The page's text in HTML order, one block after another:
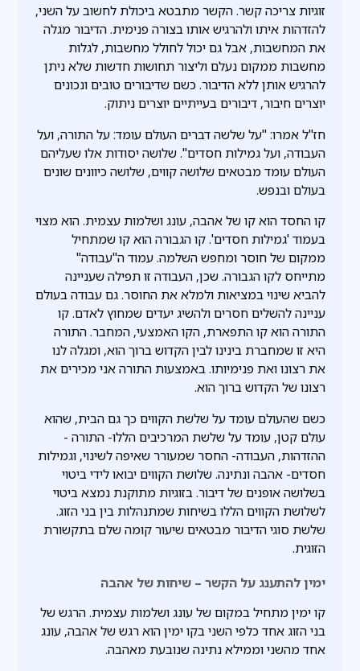
זוגיות צריכה קשר. הקשר מתבטא ביכולת לחשוב על השני,
להזדהות איתו ולהרגיש אותו בצורה פנימית. הדיבור מגלה
את המחשבות, אבל גם יכול לחולל מחשבות, לגלות
מחשבות ממקום נעלם וליצור תחושות חדשות שלא ניתן
להרגיש אותן ללא הדיבור. כשם שדיבורים טובים ונכונים
יוצרים חיבור, דיבורים בעייתיים יוצרים ניתוק.
חז"ל אמרו: "על שלשה דברים העולם עומד: על התורה, ועל
העבודה, ועל גמילות חסדים". שלושה יסודות אלו שעליהם
העולם עומד מבטאים שלושה קווים, שלושה כיוונים שונים
בעולם ובנפש.
קו החסד הוא קו של אהבה, עונג ושלמות עצמית. הוא מצוי
בעמוד 'גמילות חסדים'. קו הגבורה הוא קו שמתחיל
ממקום של חוסר ומחפש השלמה. עמוד ה"עבודה"
מתייחס לקו הגבורה. שכן, העבודה זו תפילה שעניינה
להביא שינוי במציאות ולמלא את החוסר. גם עבודה בעולם
עניינה להשלים חסרים ולהשיג יעדים שמחוץ לאדם. קו
התורה הוא קו התפארת, הקו האמצעי, המחבר. התורה
היא זו שמחברת בינינו לבין הקדוש ברוך הוא, ומגלה לנו
את רצונו ואת פנימיותו. באמצעות התורה אני מכירים את
רצונו של הקדוש ברוך הוא.
כשם שהעולם עומד על שלשת הקווים כך גם הבית, שהוא
עולם קטן, עומד על שלשת המרכיבים הללו- התורה -
ההזדהות, העבודה- החסר שמעורר שאיפה לשינוי, וגמילות
חסדים- אהבה ונתינה. שלושת הקווים יבואו לידי ביטוי
בשלושה אופנים של דיבור. בזוגיות מתוקנת נמצא ביטוי
לשלושת הקווים הללו בשיחות שמתנהלות בין בני הזוג.
שלשת סוגי הדיבור מבטאים שיעור קומה שלם בתקשורת
הזוגית.
ימין להתענג על הקשר – שיחות של אהבה
קו ימין מתחיל במקום של עונג ושלמות עצמית. הרגש של
בני הזוג אחד כלפי השני בקו ימין הוא רגש של אהבה, עונג
אחד מהשני וממילא נתינה שנובעת מאהבה.